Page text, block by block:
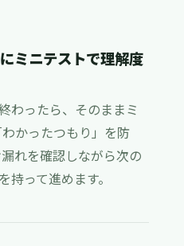
ミニテストで理解度
わったら、そのままミ
かったつもり」を防
れを確認しながら次の
って進めます。